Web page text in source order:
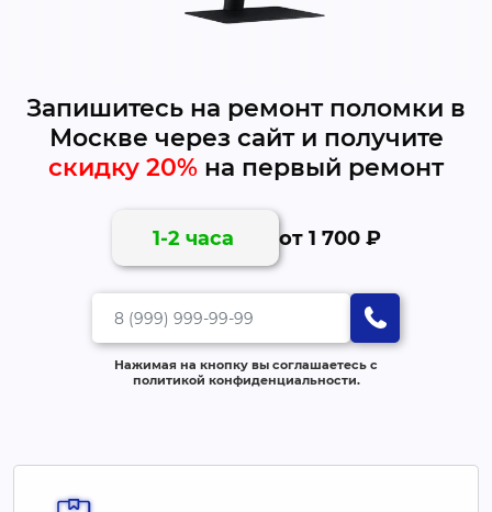
Запишитесь на ремонт поломки в
Москве через сайт и получите
скидку 20% на первый ремонт
1-2 часа от 1 700 ₽
Нажимая на кнопку вы соглашаетесь с
политикой конфиденциальности.